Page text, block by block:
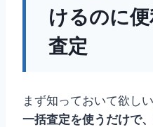
けるのに
査定
まず知っておいて欲し
一括査定を使うだけで